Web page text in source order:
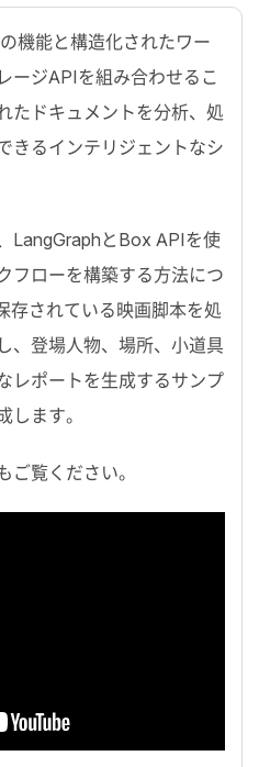
機能と構造化されたワー
ージAPIを組み合わせるこ
たドキュメントを分析、処
きるインテリジェントなシ
LangGraph と Box APIを使
フローを構築する方法につ
存されている映画脚本を処
、登場人物、場所、小道具
レポートを生成するサンプ
します。
ご覧ください。